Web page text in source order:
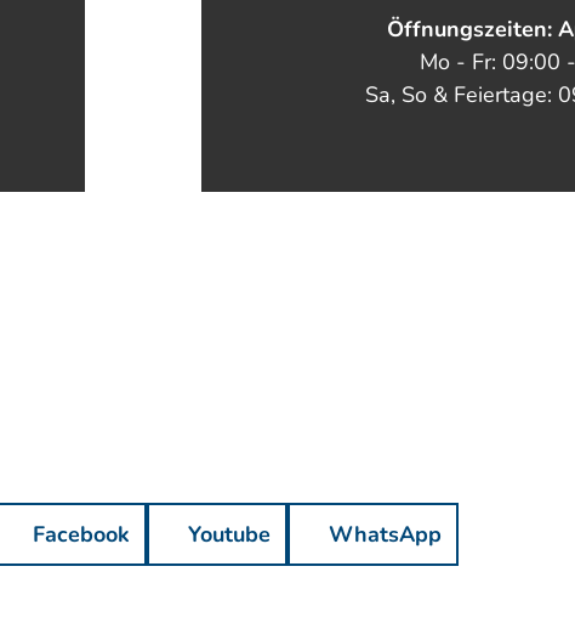
Öffnungszeiten:
Mo - Fr: 09:00
Sa, So & Feiertage:
Facebook Youtube WhatsApp